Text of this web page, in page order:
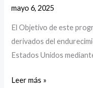
mayo 6, 2025
El Objetivo de este
derivados del
Estados Unidos
Leer más »